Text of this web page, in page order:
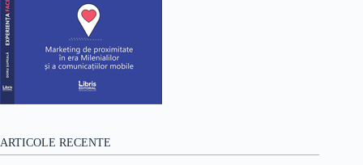
ARTICOLE RECENTE